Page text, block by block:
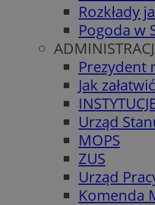
Rozkłady
Pogoda w
Prezydent
Jak
Urząd
MOPS
ZUS
Urząd
Komenda